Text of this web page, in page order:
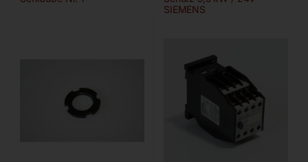
SIEMENS